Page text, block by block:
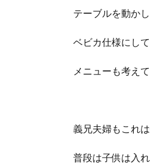
テーブルを動か
ベビカ仕様にして
メニューも考え
義兄夫婦もこれ
普段は子供は入